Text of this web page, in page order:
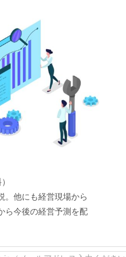
。他にも経営現場から
ら今後の経営予測を配